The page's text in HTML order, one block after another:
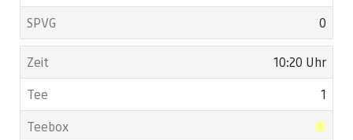
0
10:20 Uhr
1